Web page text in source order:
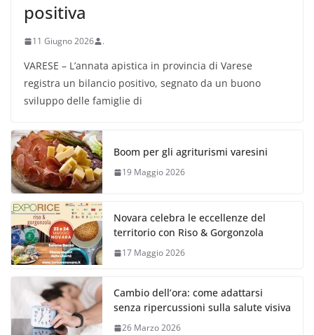
positiva
11 Giugno 2026 .
VARESE – L’annata apistica in provincia di Varese
registra un bilancio positivo, segnato da un buono
sviluppo delle famiglie di
Boom per gli agriturismi varesini
19 Maggio 2026
Novara celebra le eccellenze del
territorio con Riso & Gorgonzola
17 Maggio 2026
Cambio dell’ora: come adattarsi
senza ripercussioni sulla salute visiva
26 Marzo 2026